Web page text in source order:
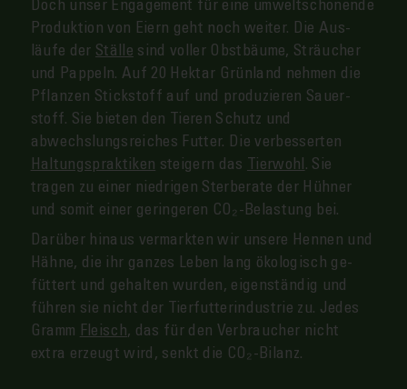
Doch unser Engagement für eine umwelt­schonende
Produktion von Eiern geht noch weiter. Die Aus­
läufe der Ställe sind voller Obst­bäume, Sträucher
und Pappeln. Auf 20 Hektar Grün­land nehmen die
Pflanzen Stick­stoff auf und produzieren Sauer­
stoff. Sie bieten den Tieren Schutz und
abwechslungs­reiches Futter. Die ver­besserten
Haltungs­praktiken steigern das Tier­wohl . Sie
tragen zu einer niedrigen Sterbe­rate der Hühner
und so­mit einer geringeren CO₂-Belastung bei.
Da­rüber hinaus ver­markten wir unsere Hennen und
Hähne, die ihr ganzes Leben lang öko­logisch ge­
füttert und ge­halten wurden, eigen­ständig und
führen sie nicht der Tierfutter­industrie zu. Jedes
Gramm Fleisch, das für den Ver­braucher nicht
extra er­zeugt wird, senkt die CO₂-Bilanz.